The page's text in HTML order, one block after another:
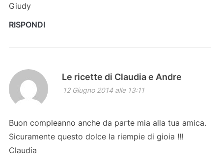
Giudy
RISPONDI
Le ricette di Claudia e Andre
12 Giugno 2014 alle 13:11
Buon compleanno anche da parte mia alla tua amica.
Sicuramente questo dolce la riempie di gioia !!!
Claudia